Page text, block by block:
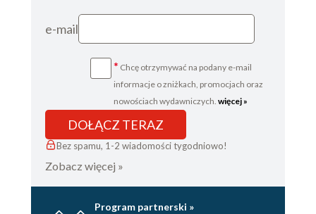
e-mail
* Chcę otrzymywać na podany e-mail
informacje o zniżkach, promocjach oraz
nowościach wydawniczych. więcej »
DOŁĄCZ TERAZ
Bez spamu, 1-2 wiadomości tygodniowo!
Zobacz więcej »
Program partnerski »